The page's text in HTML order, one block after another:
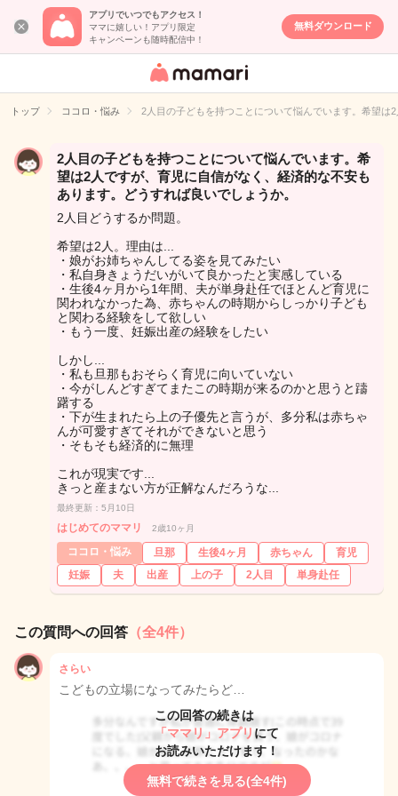
アプリでいつでもアクセス！
ママに嬉しい！アプリ限定
キャンペーンも随時配信中！
無料ダウンロード
女性専用匿名QA
イト
トップ ココロ・悩み 2人目の子どもを持つことについて悩んでいます。希望
2人目の子どもを持つことについて悩んでいます。希
望は2人ですが、育児に自信がなく、経済的な不安も
あります。どうすれば良いでしょうか。
2人目どうするか問題。
希望は2人。理由は...
・娘がお姉ちゃんしてる姿を見てみたい
・私自身きょうだいがいて良かったと実感している
・生後4ヶ月から1年間、夫が単身赴任でほとんど育児に
関われなかった為、赤ちゃんの時期からしっかり子ども
と関わる経験をして欲しい
・もう一度、妊娠出産の経験をしたい
しかし...
・私も旦那もおそらく育児に向いていない
・今がしんどすぎてまたこの時期が来るのかと思うと躊
躇する
・下が生まれたら上の子優先と言うが、多分私は赤ちゃ
んが可愛すぎてそれができないと思う
・そもそも経済的に無理
これが現実です...
きっと産まない方が正解なんだろうな...
最終更新：5月10日
はじめてのママリ 2歳10ヶ月
ココロ・悩み 旦那 生後4ヶ月 赤ちゃん
育児
妊娠
夫 出産 上の子 2人目 単身赴任
この質問への回答 （全4件）
さらい
こどもの立場になってみたらど…
この回答の続きは
「ママリ」アプリ にて
お読みいただけます！
無料で続きを見る(全4件)